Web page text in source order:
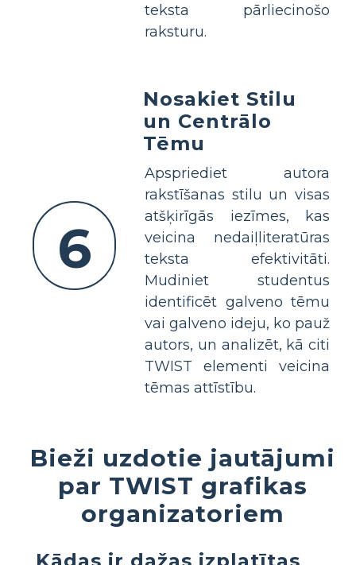
teksta pārliecinošo
raksturu.
6
Nosakiet Stilu
un Centrālo
Tēmu
Apspriediet autora
rakstīšanas stilu un visas
atšķirīgās iezīmes, kas
veicina nedaiļliteratūras
teksta efektivitāti.
Mudiniet studentus
identificēt galveno tēmu
vai galveno ideju, ko pauž
autors, un analizēt, kā citi
TWIST elementi veicina
tēmas attīstību.
Bieži uzdotie jautājumi
par TWIST grafikas
organizatoriem